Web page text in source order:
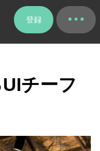
登録
チーフ